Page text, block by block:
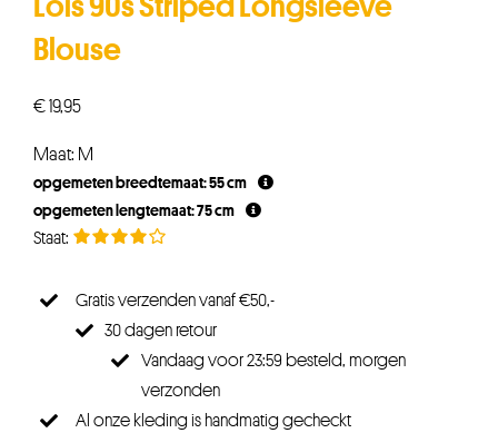
Blouse
€19,95
Maat: M
opgemeten breedtemaat: 55 cm
opgemeten lengtemaat: 75 cm
Gratis verzenden vanaf €50,-
30 dagen retour
Vandaag voor 23:59 besteld, morgen
verzonden
Al onze kleding is handmatig gecheckt